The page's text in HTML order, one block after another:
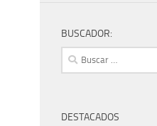
BUSCADOR:
Buscar:
DESTACADOS